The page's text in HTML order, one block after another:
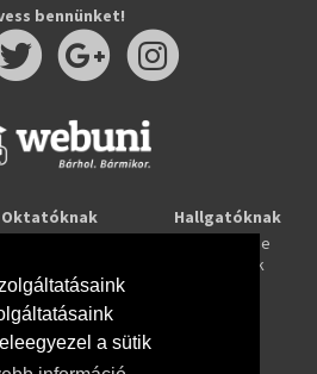
a sütik
bennünket!
Oktatóknak
Stúdió
Hallgatóknak
Tanulj online
Képzések
Info
tájékoztató
ÁSZF